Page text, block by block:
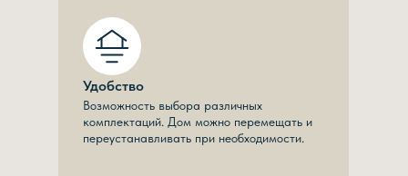
Удобство
Возможность выбора различных
комплектаций. Дом можно перемещать и
переустанавливать при необходимости.